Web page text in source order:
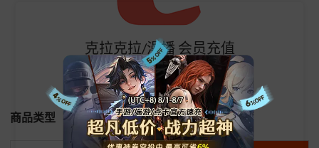
克拉克拉/漫播 会员充值
克拉克拉/漫播会员
商品类型